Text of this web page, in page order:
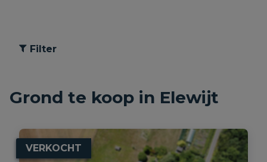
Filter
Grond te koop in Elewijt
VERKOCHT